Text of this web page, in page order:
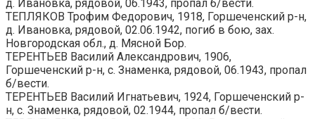
д. Ивановка, рядовой, 06.1943, пропал б/вести.
ТЕПЛЯКОВ Трофим Федорович, 1918, Горшеченский р-н,
д. Ивановка, рядовой, 02.06.1942, погиб в бою, зах.
Новгородская обл., д. Мясной Бор.
ТЕРЕНТЬЕВ Василий Александрович, 1906,
Горшеченский р-н, с. Знаменка, рядовой, 06.1943, пропал
б/вести.
ТЕРЕНТЬЕВ Василий Игнатьевич, 1924, Горшеченский р-
н, с. Знаменка, рядовой, 02.1944, пропал б/вести.